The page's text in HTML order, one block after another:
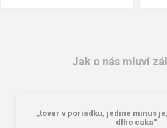
Jak o nás mluví
„tovar v poriadku, jedine minus
dlho caka“